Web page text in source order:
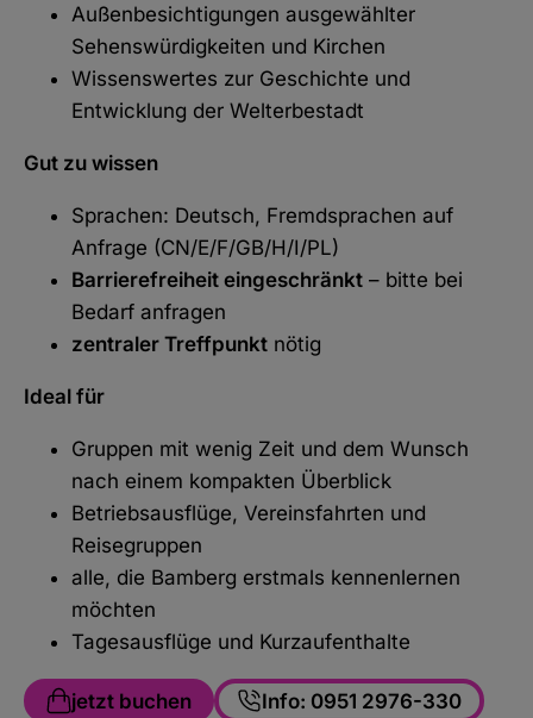
Außenbesichtigungen ausgewählter
Sehenswürdigkeiten und Kirchen
Wissenswertes zur Geschichte und
Entwicklung der Welterbestadt
Gut zu wissen
Sprachen: Deutsch, Fremdsprachen auf
Anfrage (CN/E/F/GB/H/I/PL)
Barrierefreiheit eingeschränkt – bitte bei
Bedarf anfragen
zentraler Treffpunkt nötig
Ideal für
Gruppen mit wenig Zeit und dem Wunsch
nach einem kompakten Überblick
Betriebsausflüge, Vereinsfahrten und
Reisegruppen
alle, die Bamberg erstmals kennenlernen
möchten
Tagesausflüge und Kurzaufenthalte
jetzt buchen Info: 0951 2976-330